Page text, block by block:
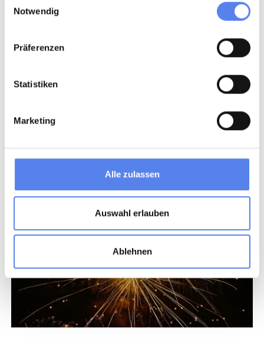
Notwendig
Präferenzen
Statistiken
Marketing
Alle zulassen
Auswahl erlauben
Ablehnen